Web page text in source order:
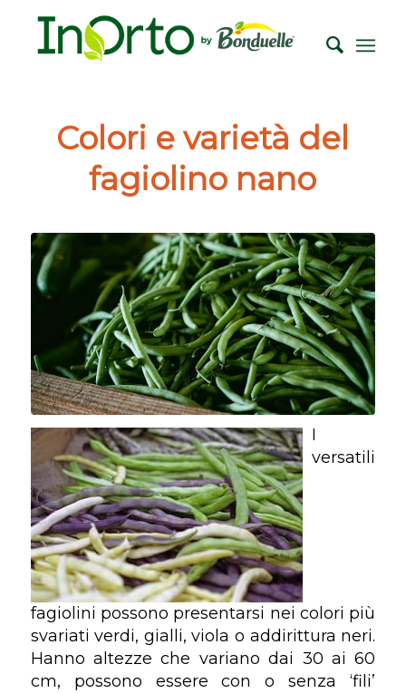
Colori e varietà del
fagiolino nano
I
versatili
fagiolini possono presentarsi nei colori più
svariati verdi, gialli, viola o addirittura neri.
Hanno altezze che variano dai 30 ai 60
cm, possono essere con o senza ‘fili’